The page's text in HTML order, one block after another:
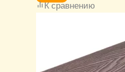
К сравнению